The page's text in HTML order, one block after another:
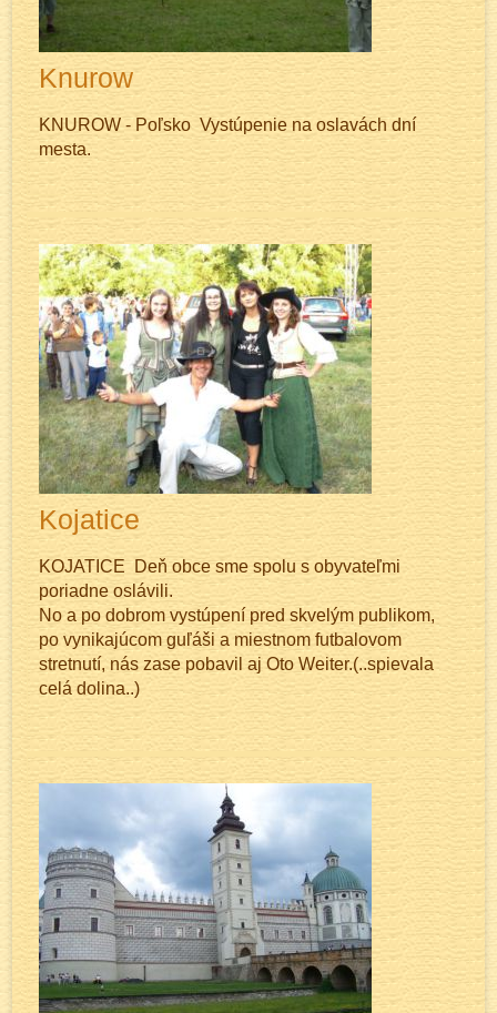
Knurow
KNUROW - Poľsko Vystúpenie na oslavách dní
mesta.
Kojatice
KOJATICE Deň obce sme spolu s obyvateľmi
poriadne oslávili.
No a po dobrom vystúpení pred skvelým publikom,
po vynikajúcom guľáši a miestnom futbalovom
stretnutí, nás zase pobavil aj Oto Weiter.(..spievala
celá dolina..)